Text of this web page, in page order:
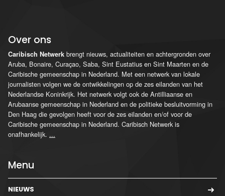
Over ons
Caribisch Netwerk brengt nieuws, actualiteiten en achtergronden over
Aruba, Bonaire, Curaçao, Saba, Sint Eustatius en Sint Maarten en de
Caribische gemeenschap in Nederland. Met een netwerk van lokale
journalisten volgen we de ontwikkelingen op de zes eilanden van het
Nederlandse Koninkrijk. Het netwerk volgt ook de Antilliaanse en
Arubaanse gemeenschap in Nederland en de politieke besluitvorming in
Den Haag die gevolgen heeft voor de zes eilanden en/of voor de
Caribische gemeenschap in Nederland. Caribisch Netwerk is
onafhankelijk. ...
Menu
NIEUWS